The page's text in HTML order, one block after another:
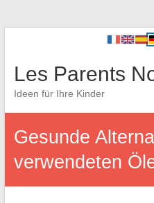
Les Parents
Ideen für Ihre Kinder
Gesunde
verwendeten